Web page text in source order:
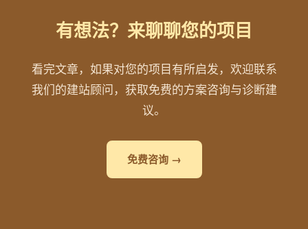
有想法？来聊聊您的项目
看完文章，如果对您的项目有所启发，欢迎联系
我们的建站顾问，获取免费的方案咨询与诊断建
议。
免费咨询 →